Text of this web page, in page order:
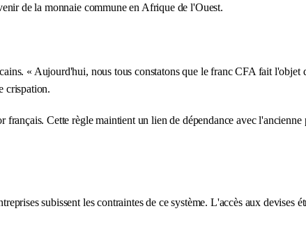
de la monnaie commune en Afrique de l'Ouest.
« Aujourd'hui, nous tous constatons que le franc CFA fait
crispation.
français. Cette règle maintient un lien de dépendance avec
subissent les contraintes de ce système. L'accès aux devises